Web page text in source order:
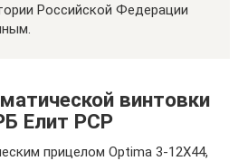
Российской Федерации
винтовки
Елит РСР
прицелом Optima 3-12X44,